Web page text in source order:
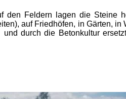
den Feldern lagen die Steine
auf Friedhöfen, in Gärten, in
durch die Betonkultur